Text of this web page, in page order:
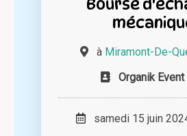
à Miramont-De-
Organik
samedi 15 juin